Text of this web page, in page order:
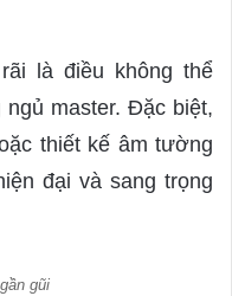
là điều không thể
master. Đặc biệt,
thiết kế âm tường
đại và sang trọng
gũi